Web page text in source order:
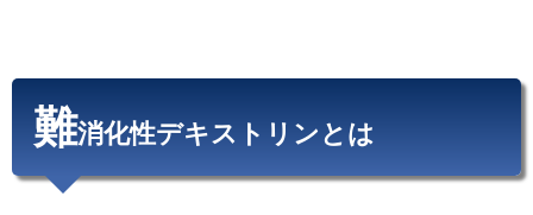
難消化性デキストリンとは